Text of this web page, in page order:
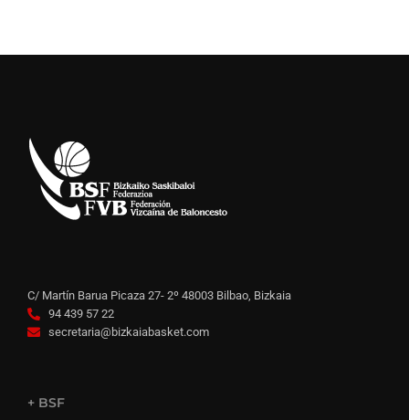
C/ Martín Barua Picaza 27- 2º 48003 Bilbao, Bizkaia
94 439 57 22
secretaria@bizkaiabasket.com
+ BSF